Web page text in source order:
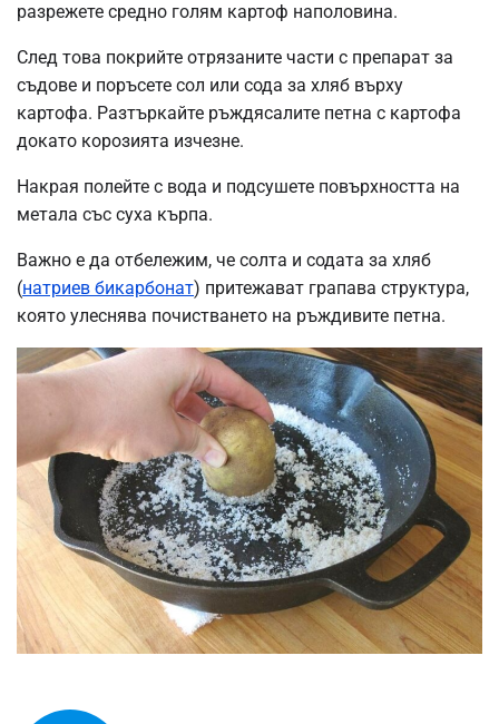
разрежете средно голям картоф наполовина.
След това покрийте отрязаните части с препарат за
съдове и поръсете сол или сода за хляб върху
картофа. Разтъркайте ръждясалите петна с картофа
докато корозията изчезне.
Накрая полейте с вода и подсушете повърхността на
метала със суха кърпа.
Важно е да отбележим, че солта и содата за хляб
(натриев бикарбонат) притежават грапава структура,
която улеснява почистването на ръждивите петна.